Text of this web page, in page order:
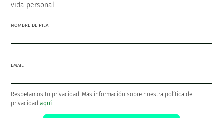
herramientas sino tuya
vida personal.
NOMBRE DE PILA
EMAIL
Respetamos tu privacidad. Más información sobre nuestra política de
privacidad aquí